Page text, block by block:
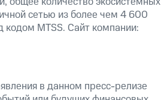
сетью из более чем 4 600
MTSS. Сайт компании:
в данном пресс-релизе